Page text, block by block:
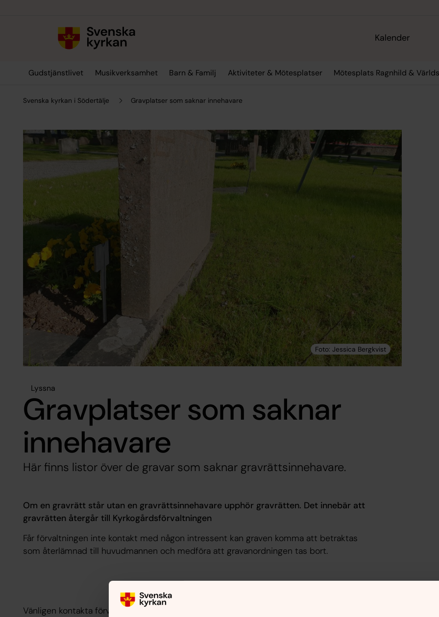
Kalender
Gudstjänstlivet Musikverksamhet Barn & Familj Aktiviteter & Mötesplatser Mötesplats Ragnhild &
Svenska kyrkan i Södertälje Gravplatser som saknar innehavare
Lyssna
Gravplatser som saknar
innehavare
Här finns listor över de gravar som saknar gravrättsinnehavare.
Om en gravrätt står utan en gravrättsinnehavare upphör gravrätten. Det innebär att
gravrätten återgår till Kyrkogårdsförvaltningen
Får förvaltningen inte kontakt med någon intressent kan graven komma att betraktas
som återlämnad till huvudmannen och medföra att gravanordningen tas bort.
Vänligen kontakta förvaltningens expedition om ni är anhöriga till någon av gravarna på: